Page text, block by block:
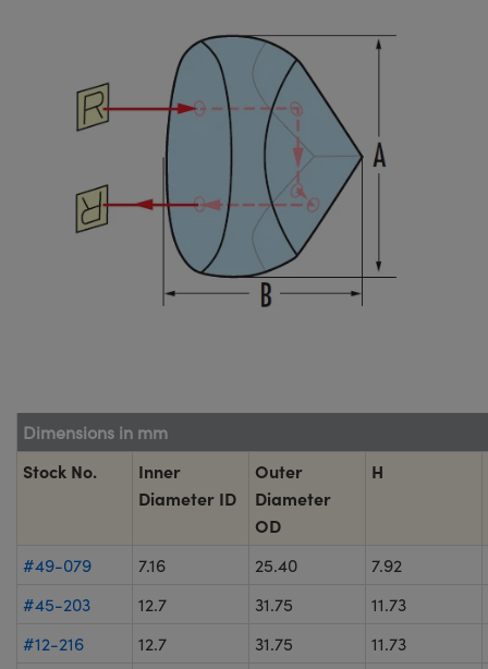
Dimensions in mm
Stock No.
Inner
Diameter ID
Outer
Diameter
OD
H
#49-079 7.16 25.40
7.92
#45-203
12.7 31.75
11.73
#12-216
12.7 31.75
11.73